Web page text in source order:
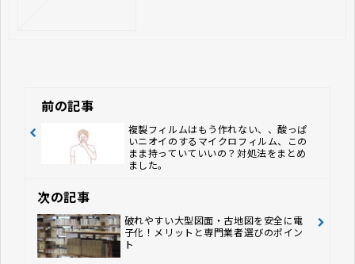
前の記事
複製フィルムはもう作れない、、酸っぱ
いニオイのするマイクロフィルム、この
まま持っていていいの？対処法をまとめ
ました。
次の記事
破れやすい大型図面・古地図を安全に電
子化！メリットと専門業者選びのポイン
ト